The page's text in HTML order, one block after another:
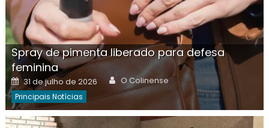
Spray de pimenta liberado para defesa
feminina
Posted
on
31 de julho de 2026 Author
O Colinense
Principais Notícias